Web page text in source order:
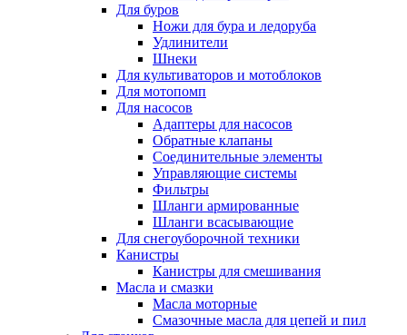
Для буров
Ножи для бура и ледоруба
Удлинители
Шнеки
Для культиваторов и мотоблоков
Для мотопомп
Для насосов
Адаптеры для насосов
Обратные клапаны
Соединительные элементы
Управляющие системы
Фильтры
Шланги армированные
Шланги всасывающие
Для снегоуборочной техники
Канистры
Канистры для смешивания
Масла и смазки
Масла моторные
Смазочные масла для цепей и пил